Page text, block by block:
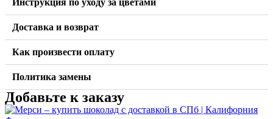
Доставка и возврат
Как произвести оплату
Политика замены
Добавьте к заказу